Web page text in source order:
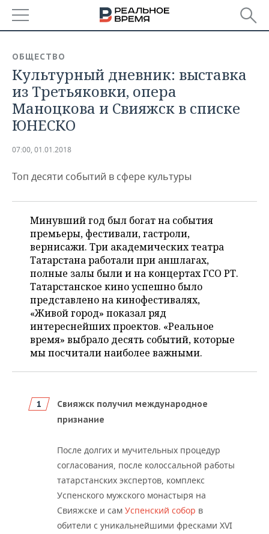
БАШКОРТОСТАН
ТАТАРСТАН
УДМУРТИЯ
НОВОСТИ
АНАЛИТИКА
НОВОСТИ АНАЛИТИКИ
ДЕКЛАРАЦИИ О ДОХОДАХ
КОРОЛИ ГОСЗАКАЗА ПФО
КОМУ ПРИНАДЛЕЖАТ
ТОРГОВЫЕ ЦЕНТРЫ
ТАТАРСТАНА
ЭКОНОМИКА
НОВОСТИ ЭКОНОМИКИ
ФИНАНСЫ
БЮДЖЕТ
ИНВЕСТИЦИИ
ПРОМЫШЛЕННОСТЬ
НОВОСТИ
АГРОПРОМ
МАШИНОСТРОЕНИЕ
НЕФТЕХИМИЯ
НЕФТЬ
ОПК
ЭНЕРГЕТИКА
НЕДВИЖИМОСТЬ
НОВОСТИ АВТО
БИЗНЕС
НОВОСТИ БИЗНЕСА
РОЗНИЧНАЯ ТОРГОВЛЯ
ТРАНСПОРТ
УСЛУГИ
ТЕХНОЛОГИИ
НОВОСТИ ТЕХНОЛОГИЙ
МЕДИА
ТЕЛЕКОММУНИКАЦИИ
МЕРОПРИЯТИЯ
НОВОСТИ МЕРОПРИЯТИЙ
ВЫЕЗДНАЯ РЕДАКЦИЯ
БИЗНЕС-БРАНЧИ
ONLINE-КОНФЕРЕНЦИИ
СПОРТ
НОВОСТИ СПОРТА
ФУТБОЛ
ХОККЕЙ
КИБЕРСПОРТ
ФИГУРНОЕ КАТАНИЕ
ОБЩЕСТВО
НОВОСТИ ОБЩЕСТВА
ВЛАСТЬ
КУЛЬТУРА
МЕДИЦИНА
ФОТОГАЛЕРЕЯ
СЮЖЕТЫ
СПИСОК ПЕРСОН
СПИСОК КОМПАНИЙ
ОБЩЕСТВО
Культурный дневник: выставка
из Третьяковки, опера
Маноцкова и Свияжск в списке
ЮНЕСКО
07:00, 01.01.2018
Топ десяти событий в сфере культуры
Минувший год был богат на события
премьеры, фестивали, гастроли,
вернисажи. Три академических театра
Татарстана работали при аншлагах,
полные залы были и на концертах ГСО РТ.
Татарстанское кино успешно было
представлено на кинофестивалях,
«Живой город» показал ряд
интереснейших проектов. «Реальное
время» выбрало десять событий, которые
мы посчитали наиболее важными.
Свияжск получил международное
признание
После долгих и мучительных процедур
согласования, после колоссальной работы
татарстанских экспертов, комплекс
Успенского мужского монастыря на
Свияжске и сам Успенский собор в
обители с уникальнейшими фресками XVI